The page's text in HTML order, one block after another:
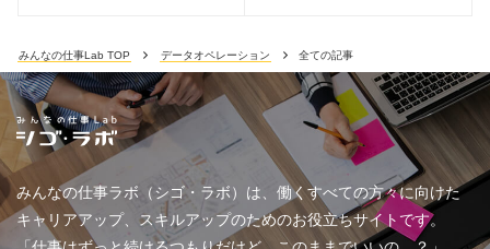
みんなの仕事Lab TOP データオペレーション 全ての記事
みんなの仕事ラボ（シゴ・ラボ）は、働くすべての方々に向けた
キャリアアップ、スキルアップのためのお役立ちサイトです。